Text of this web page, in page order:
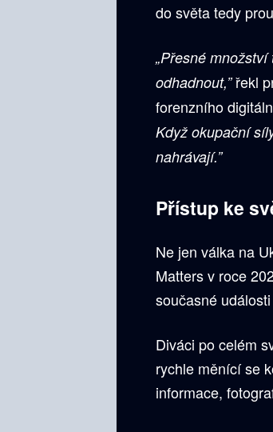
do světa tedy
„Přesné
odhadnout,”řekl
forenzního
Když okupační
nahrávají.”
Přístup ke
Ne jen válka na
Matters v roce
současné
Diváci po celém
rychle měnící se
informace,